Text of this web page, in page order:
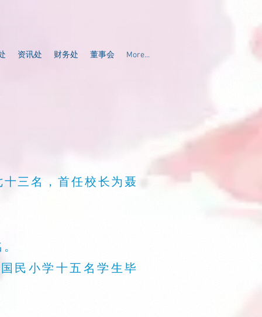
资讯处 财务处 董事会 More...
三名，首任校长为聂
民小学十五名学生毕